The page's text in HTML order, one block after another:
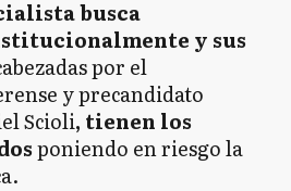
busca
y sus
por el
y precandidato
Scioli, tienen los
poniendo en riesgo la